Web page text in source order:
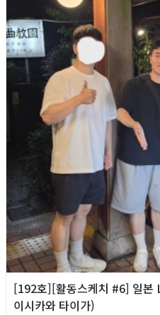
[192호][활동스케치 #6] 일본
이시카와 타이가)